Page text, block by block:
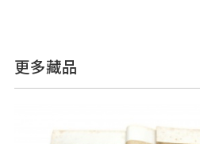
更多藏品